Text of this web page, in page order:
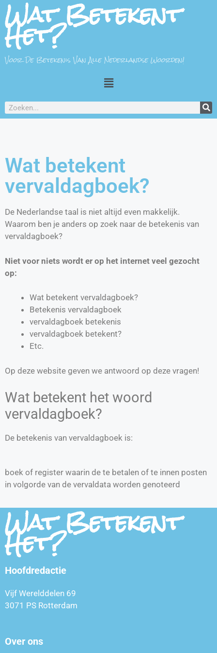
Wat Betekent
Het?
Voor De Betekenis Van Alle Nederlandse Woorden!
Wat betekent
vervaldagboek?
De Nederlandse taal is niet altijd even makkelijk.
Waarom ben je anders op zoek naar de betekenis van
vervaldagboek?
Niet voor niets wordt er op het internet veel gezocht
op:
Wat betekent vervaldagboek?
Betekenis vervaldagboek
vervaldagboek betekenis
vervaldagboek betekent?
Etc.
Op deze website geven we antwoord op deze vragen!
Wat betekent het woord
vervaldagboek?
De betekenis van vervaldagboek is:
boek of register waarin de te betalen of te innen posten
in volgorde van de vervaldata worden genoteerd
Wat Betekent
Het?
Hoofdredactie
Vijf Werelddelen 69
3071 PS Rotterdam
Over ons